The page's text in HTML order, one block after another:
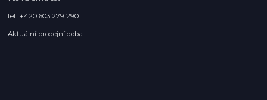
tel.: +420 603 279 290
Aktuální prodejní doba